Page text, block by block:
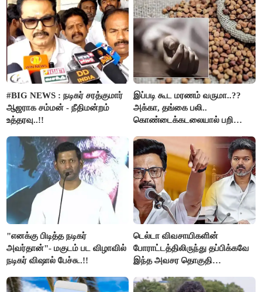
#BIG NEWS : நடிகர் சரத்குமார்
ஆஜராக சம்மன் - நீதிமன்றம்
உத்தரவு..!!
இப்படி கூட மரணம் வருமா..??
அக்கா, தங்கை பலி..
கொண்டைக்கடலையால் பறிபோன
"எனக்கு பிடித்த நடிகர்
அவர்தான்"- மகுடம் பட விழாவில்
நடிகர் விஷால் பேச்சு..!!
டெல்டா விவசாயிகளின்
போராட்டத்திலிருந்து தப்பிக்கவே
இந்த அவசர தொகுதி
அரங்கேற்றுகிறார் முதலமைச்சர் -